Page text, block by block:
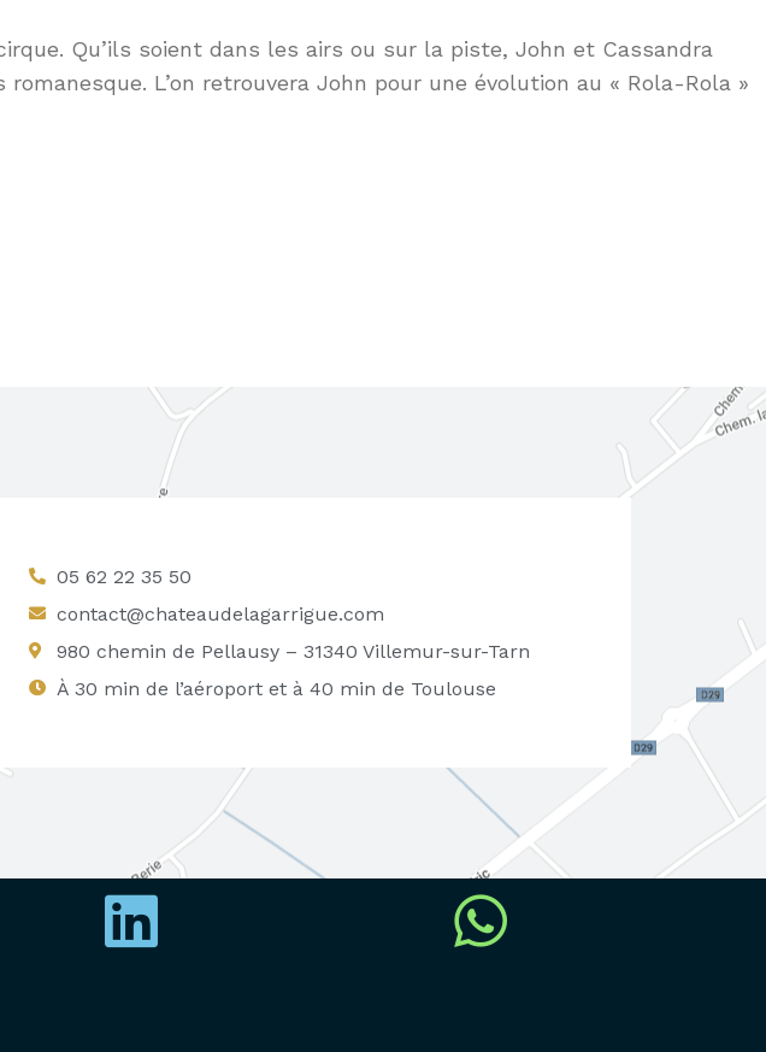
Qu’ils soient dans les airs ou sur la piste, John et Cassandra
L’on retrouvera John pour une évolution au « Rola-Rola »
05 62 22 35 50
contact@chateaudelagarrigue.com
980 chemin de Pellausy – 31340 Villemur-sur-Tarn
À 30 min de l’aéroport et à 40 min de Toulouse